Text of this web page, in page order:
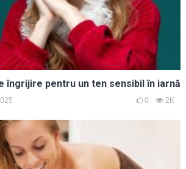
îngrijire pentru un ten sensibil în iarnă
0 2K